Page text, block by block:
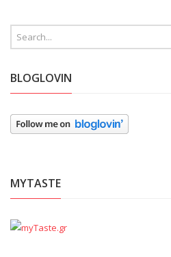
BLOGLOVIN
MYTASTE